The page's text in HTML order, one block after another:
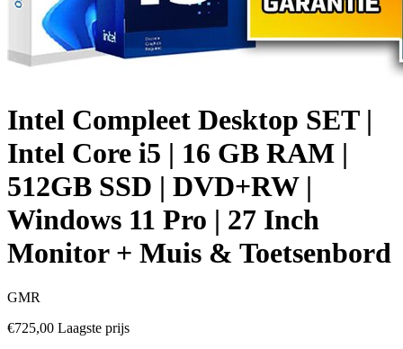
Intel Compleet Desktop SET |
Intel Core i5 | 16 GB RAM |
512GB SSD | DVD+RW |
Windows 11 Pro | 27 Inch
Monitor + Muis & Toetsenbord
GMR
€725,00 Laagste prijs